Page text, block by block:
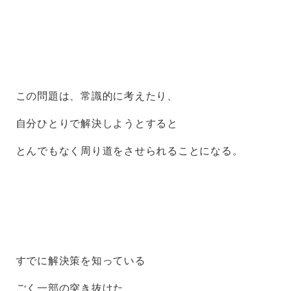
この問題は、常識的に考えたり、
自分ひとりで解決しようとすると
とんでもなく周り道をさせられることになる。
すでに解決策を知っている
ごく一部の突き抜けた